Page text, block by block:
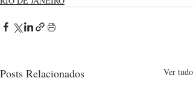
Posts Relacionados Ver tudo